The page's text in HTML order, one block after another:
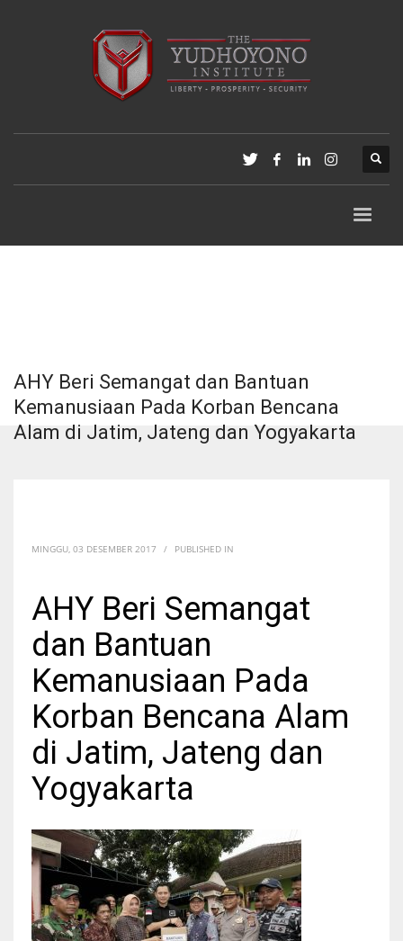
AHY Beri Semangat dan Bantuan
Kemanusiaan Pada Korban Bencana
Alam di Jatim, Jateng dan Yogyakarta
MINGGU, 03 DESEMBER 2017 / PUBLISHED IN
AHY Beri Semangat
dan Bantuan
Kemanusiaan Pada
Korban Bencana Alam
di Jatim, Jateng dan
Yogyakarta